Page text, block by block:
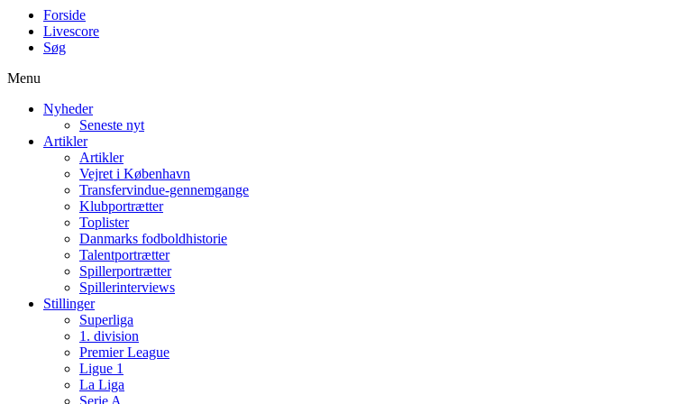
Forside
Livescore
Søg
Menu
Nyheder
Seneste nyt
Artikler
Artikler
Vejret i København
Transfervindue-gennemgange
Klubportrætter
Toplister
Danmarks fodboldhistorie
Talentportrætter
Spillerportrætter
Spillerinterviews
Stillinger
Superliga
1. division
Premier League
Ligue 1
La Liga
Serie A